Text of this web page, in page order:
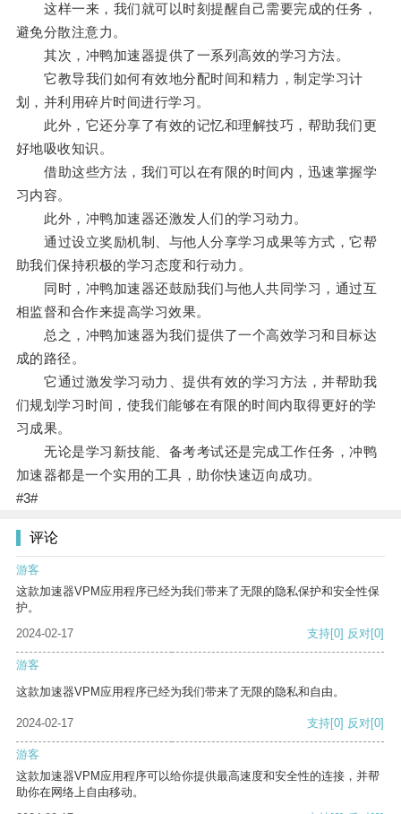
这样一来，我们就可以时刻提醒自己需要完成的任务，
避免分散注意力。
其次，冲鸭加速器提供了一系列高效的学习方法。
它教导我们如何有效地分配时间和精力，制定学习计
划，并利用碎片时间进行学习。
此外，它还分享了有效的记忆和理解技巧，帮助我们更
好地吸收知识。
借助这些方法，我们可以在有限的时间内，迅速掌握学
习内容。
此外，冲鸭加速器还激发人们的学习动力。
通过设立奖励机制、与他人分享学习成果等方式，它帮
助我们保持积极的学习态度和行动力。
同时，冲鸭加速器还鼓励我们与他人共同学习，通过互
相监督和合作来提高学习效果。
总之，冲鸭加速器为我们提供了一个高效学习和目标达
成的路径。
它通过激发学习动力、提供有效的学习方法，并帮助我
们规划学习时间，使我们能够在有限的时间内取得更好的学
习成果。
无论是学习新技能、备考考试还是完成工作任务，冲鸭
加速器都是一个实用的工具，助你快速迈向成功。
#3#
评论
游客
这款加速器VPM应用程序已经为我们带来了无限的隐私保护和安全性保
护。
2024-02-17
支持[0] 反对[0]
游客
这款加速器VPM应用程序已经为我们带来了无限的隐私和自由。
2024-02-17 支持[0] 反对[0]
游客
这款加速器VPM应用程序可以给你提供最高速度和安全性的连接，并帮
助你在网络上自由移动。